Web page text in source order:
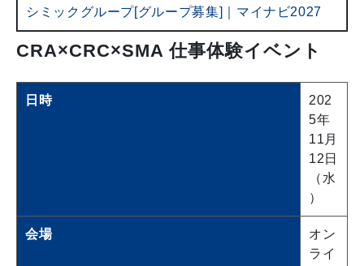
シミックグループ[グループ募集]｜マイナビ2027
CRA×CRC×SMA 仕事体験イベント
日時
202
5年
11月
12日
（水
）
会場
オン
ライ